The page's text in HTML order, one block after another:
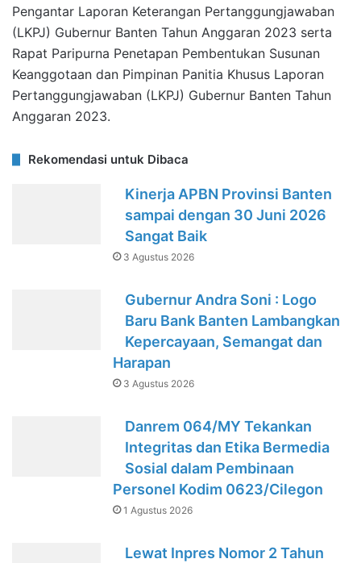
Pengantar Laporan Keterangan Pertanggungjawaban
(LKPJ) Gubernur Banten Tahun Anggaran 2023 serta
Rapat Paripurna Penetapan Pembentukan Susunan
Keanggotaan dan Pimpinan Panitia Khusus Laporan
Pertanggungjawaban (LKPJ) Gubernur Banten Tahun
Anggaran 2023.
Rekomendasi untuk Dibaca
Kinerja APBN Provinsi Banten
sampai dengan 30 Juni 2026
Sangat Baik
3 Agustus 2026
Gubernur Andra Soni : Logo
Baru Bank Banten Lambangkan
Kepercayaan, Semangat dan
Harapan
3 Agustus 2026
Danrem 064/MY Tekankan
Integritas dan Etika Bermedia
Sosial dalam Pembinaan
Personel Kodim 0623/Cilegon
1 Agustus 2026
Lewat Inpres Nomor 2 Tahun